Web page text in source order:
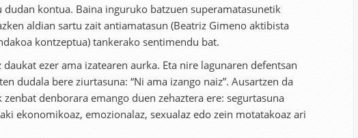
dudan kontua. Baina inguruko batzuen superamatasunetik
aldian sartu zait antiamatasun (Beatriz Gimeno aktibista
kontzeptua) tankerako sentimendu bat.
daukat ezer ama izatearen aurka. Eta nire lagunaren defentsan
dudala bere ziurtasuna: “Ni ama izango naiz”. Ausartzen da
zenbat denborara emango duen zehaztera ere: segurtasuna
ekonomikoaz, emozionalaz, sexualaz edo zein motatakoaz ari